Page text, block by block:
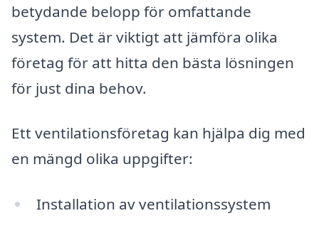
betydande belopp för omfattande
system. Det är viktigt att jämföra olika
företag för att hitta den bästa lösningen
för just dina behov.
Ett ventilationsföretag kan hjälpa dig med
en mängd olika uppgifter:
Installation av ventilationssystem